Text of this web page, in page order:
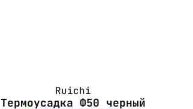
Ruichi
Термоусадка Ф50 черный